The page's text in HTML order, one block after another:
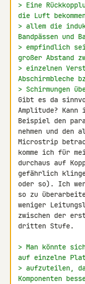
> Eine
die Luft
> allem die
Bandpässen und
> empfindlich
großer Abstand
> einzelnen
Abschirmbleche
> Schirmungen
Gibt es da
Amplitude? Kann
Beispiel den
nehmen und den
Microstrip
komme ich für
durchaus auf
gefährlich
oder so). Ich
so zu
weniger
zwischen der
dritten Stufe.
> Man könnte
auf einzelne
> aufzuteilen,
Komponenten